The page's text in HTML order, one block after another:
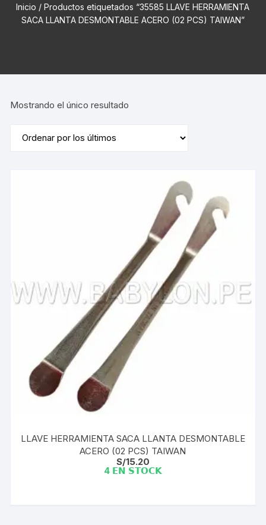
Inicio / Productos etiquetados “35585 LLAVE HERRAMIENTA
SACA LLANTA DESMONTABLE ACERO (02 PCS) TAIWAN”
Mostrando el único resultado
LLAVE HERRAMIENTA SACA LLANTA DESMONTABLE
ACERO (02 PCS) TAIWAN
S/15.20
4 𝗘𝗡 𝗦𝗧𝗢𝗖𝗞